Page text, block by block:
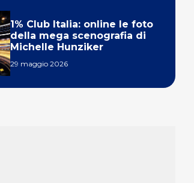
1% Club Italia: online le foto
della mega scenografia di
Michelle Hunziker
29 maggio 2026